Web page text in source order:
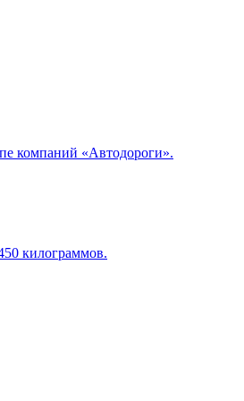
компаний «Автодороги».
килограммов.